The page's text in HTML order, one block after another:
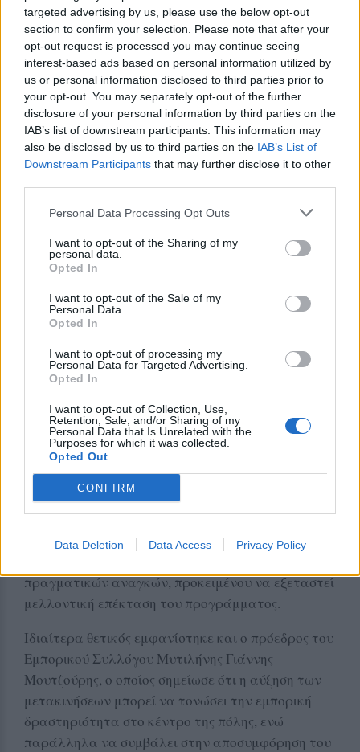
targeted advertising by us, please use the below opt-out
section to confirm your selection. Please note that after your
opt-out request is processed you may continue seeing
interest-based ads based on personal information utilized by
us or personal information disclosed to third parties prior to
your opt-out. You may separately opt-out of the further
disclosure of your personal information by third parties on the
IAB’s list of downstream participants. This information may
also be disclosed by us to third parties on the IAB’s List of
Downstream Participants that may further disclose it to other
Personal Data Processing Opt Outs
I want to opt-out of the Sharing of my
personal data.
Opted In
I want to opt-out of the Sale of my
Personal Data.
Opted In
I want to opt-out of processing my
Personal Data for Targeted Advertising.
Opted In
I want to opt-out of Collection, Use,
Retention, Sale, and/or Sharing of my
Personal Data that Is Unrelated with the
Purposes for which it was collected.
Opted Out
CONFIRM
Data Deletion Data Access Privacy Policy
ακρίβειας και των περικοπών.
Στο ίδιο μήκος κύματος κινήθηκε και ο πρόεδρος
των Πολιτικών Συνταξιούχων Παναγιώτης
Γιαννίκος, ο οποίος σημείωσε ότι το σημαντικότερο
όφελος δεν είναι μόνο οικονομικό.
«Μετακίνηση σημαίνει κίνηση και η κίνηση είναι
ζωή», ανέφερε χαρακτηριστικά, επισημαίνοντας
ότι η δυνατότητα μετακίνησης βοηθά τους
ηλικιωμένους να παραμένουν ενεργοί, να
περισσότερο στην καθημερινή ζωή της πόλης.
Ο αντιπεριφερειάρχης Κοινωνικής Μέριμνας
την κοινωνική ένταξη των ηλικιωμένων και
παράλληλα καλλιεργεί μια νέα κουλτούρα
χρήσης των μέσων μαζικής μεταφοράς.
Από την πλευρά του ο αντιπεριφερειάρχης Λέσβου
Κώστας Αρώνης χαρακτήρισε την πρωτοβουλία
σημαντική κοινωνική παρέμβαση που αναδεικνύει
το ανθρώπινο πρόσωπο της Περιφέρειας, ενώ ο
αντιπεριφερειάρχης Οικονομικών και Διοίκησης
Δημήτρης Καλλίας εξήγησε ότι η πιλοτική
πραγματικών αναγκών, προκειμένου να εξεταστεί
μελλοντική επέκταση του προγράμματος.
Ιδιαίτερα θετικός εμφανίστηκε και ο πρόεδρος του
Εμπορικού Συλλόγου Μυτιλήνης Γιάννης
Μουτζούρης, ο οποίος σημείωσε ότι η αύξηση των
μετακινήσεων μπορεί να τονώσει την εμπορική
δραστηριότητα στο κέντρο της πόλης, ενώ
παράλληλα να συμβάλει στην αποσυμφόρηση του